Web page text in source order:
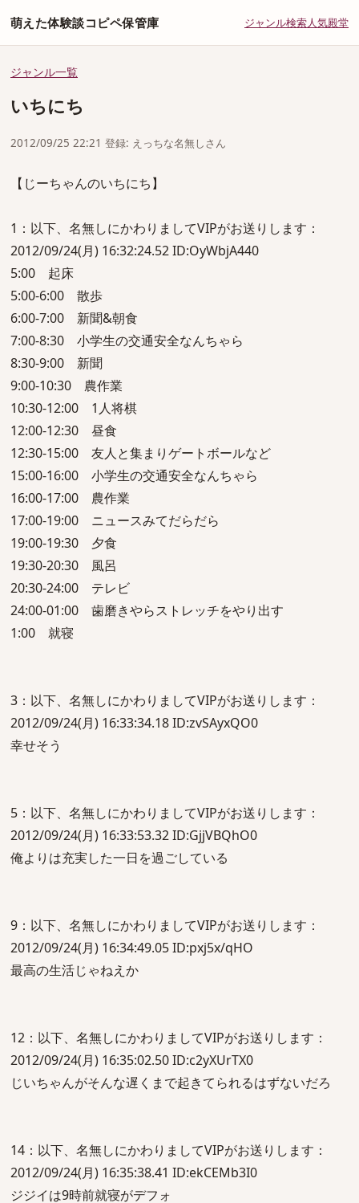
萌えた体験談コピペ保管庫 ジャンル検索人気殿堂
ジャンル一覧
いちにち
2012/09/25 22:21 登録: えっちな名無しさん
【じーちゃんのいちにち】
1：以下、名無しにかわりましてVIPがお送りします：
2012/09/24(月) 16:32:24.52 ID:OyWbjA440
5:00 起床
5:00-6:00 散歩
6:00-7:00 新聞&朝食
7:00-8:30 小学生の交通安全なんちゃら
8:30-9:00 新聞
9:00-10:30 農作業
10:30-12:00 1人将棋
12:00-12:30 昼食
12:30-15:00 友人と集まりゲートボールなど
15:00-16:00 小学生の交通安全なんちゃら
16:00-17:00 農作業
17:00-19:00 ニュースみてだらだら
19:00-19:30 夕食
19:30-20:30 風呂
20:30-24:00 テレビ
24:00-01:00 歯磨きやらストレッチをやり出す
1:00 就寝
3：以下、名無しにかわりましてVIPがお送りします：
2012/09/24(月) 16:33:34.18 ID:zvSAyxQO0
幸せそう
5：以下、名無しにかわりましてVIPがお送りします：
2012/09/24(月) 16:33:53.32 ID:GjjVBQhO0
俺よりは充実した一日を過ごしている
9：以下、名無しにかわりましてVIPがお送りします：
2012/09/24(月) 16:34:49.05 ID:pxj5x/qHO
最高の生活じゃねえか
12：以下、名無しにかわりましてVIPがお送りします：
2012/09/24(月) 16:35:02.50 ID:c2yXUrTX0
じいちゃんがそんな遅くまで起きてられるはずないだろ
14：以下、名無しにかわりましてVIPがお送りします：
2012/09/24(月) 16:35:38.41 ID:ekCEMb3I0
ジジイは9時前就寝がデフォ